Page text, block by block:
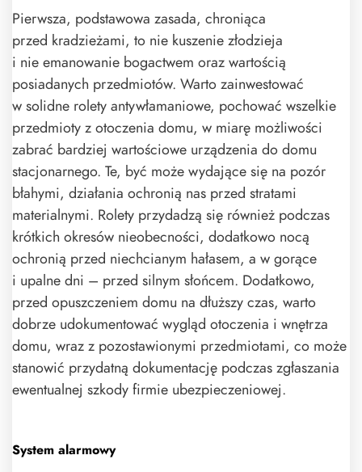
Pierwsza, podstawowa zasada, chroniąca
przed kradzieżami, to nie kuszenie złodzieja
i nie emanowanie bogactwem oraz wartością
posiadanych przedmiotów. Warto zainwestować
w solidne rolety antywłamaniowe, pochować wszelkie
przedmioty z otoczenia domu, w miarę możliwości
zabrać bardziej wartościowe urządzenia do domu
stacjonarnego. Te, być może wydające się na pozór
błahymi, działania ochronią nas przed stratami
materialnymi. Rolety przydadzą się również podczas
krótkich okresów nieobecności, dodatkowo nocą
ochronią przed niechcianym hałasem, a w gorące
i upalne dni – przed silnym słońcem. Dodatkowo,
przed opuszczeniem domu na dłuższy czas, warto
dobrze udokumentować wygląd otoczenia i wnętrza
domu, wraz z pozostawionymi przedmiotami, co może
stanowić przydatną dokumentację podczas zgłaszania
ewentualnej szkody firmie ubezpieczeniowej.
System alarmowy